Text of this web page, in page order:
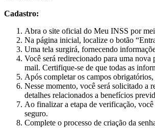
Cadastro:
Abra o site oficial do Meu INSS por
Na página inicial, localize o botão
Uma tela surgirá, fornecendo
Você será redirecionado para uma nova
mail. Certifique-se de que todas as
Após completar os campos
Nesse momento, você será solicitado a
detalhes relacionados a benefícios
Ao finalizar a etapa de verificação, você
seguro.
Complete o processo de criação da